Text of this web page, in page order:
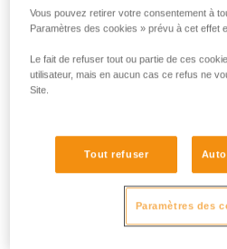
avec barrette CAPTIV, ainsi
attacher le système directement
(EASHOOK OPEN, par exemple)
commande spéciale.
Vous pouvez retirer votre consentement à
Paramètres des cookies » prévu à cet effet
Le fait de refuser tout ou partie de ces
utilisateur, mais en aucun cas ce refus ne
Site.
Tout refuser
Paramètres des